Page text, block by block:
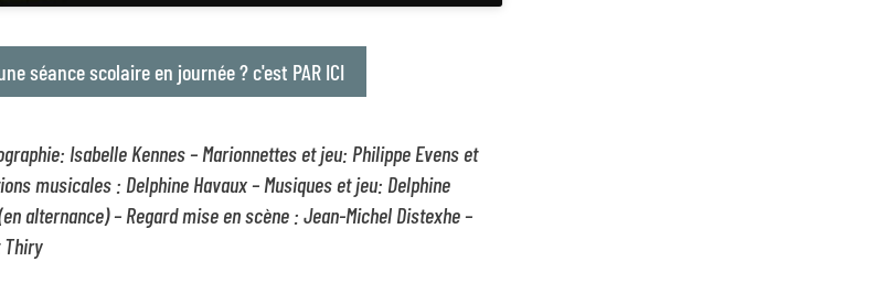
séance scolaire en journée ? c'est PAR ICI
Isabelle Kennes – Marionnettes et jeu: Philippe Evens et
musicales : Delphine Havaux – Musiques et jeu: Delphine
alternance) – Regard mise en scène : Jean-Michel Distexhe –
Thiry